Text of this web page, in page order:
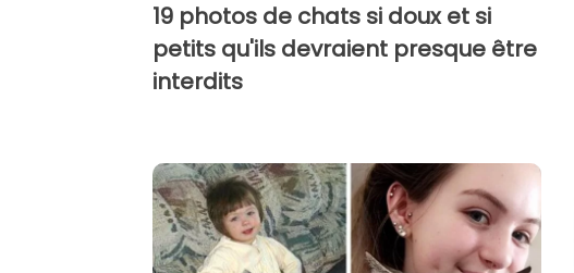
19 photos de chats si doux et si
petits qu'ils devraient presque être
interdits